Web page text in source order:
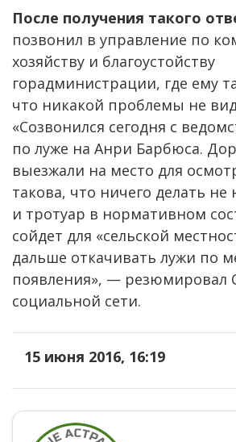
После получения такого
позвонил в управление по
хозяйству и благоустойству
горадминистрации, где ему
что никакой проблемы не
«Созвонился сегодня с
по луже на Анри Барбюса.
выезжали на место для
такова, что ничего делать не
и тротуар в нормативном
сойдет для «сельской
дальше откачивать лужи по
появления», — резюмировал
социальной сети.
15 июня 2016, 16:19